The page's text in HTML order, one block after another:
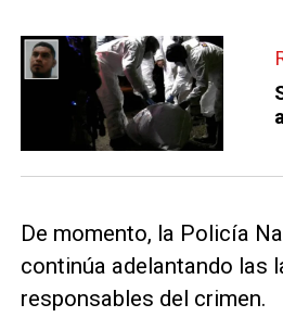
De momento, la Policía
continúa adelantando las
responsables del crimen.